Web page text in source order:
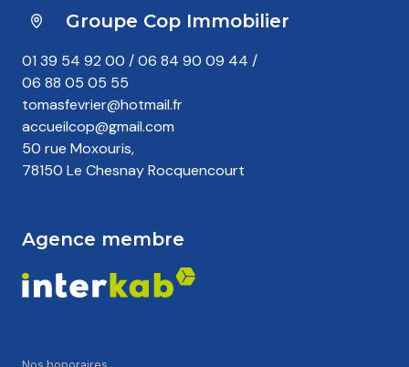
Agence membre
Nos partenaires
Mentions légales